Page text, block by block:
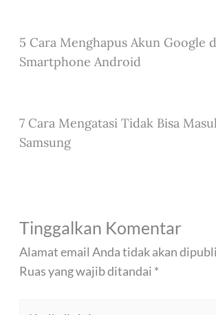
5 Cara Menghapus Akun Google
Smartphone Android
7 Cara Mengatasi Tidak Bisa
Samsung
Tinggalkan Komentar
Alamat email Anda tidak akan
Ruas yang wajib ditandai *